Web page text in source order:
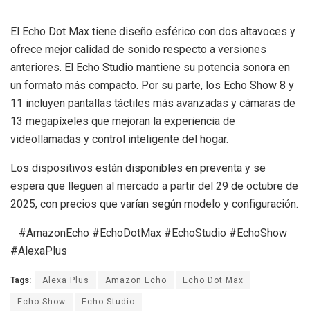
El Echo Dot Max tiene diseño esférico con dos altavoces y
ofrece mejor calidad de sonido respecto a versiones
anteriores. El Echo Studio mantiene su potencia sonora en
un formato más compacto. Por su parte, los Echo Show 8 y
11 incluyen pantallas táctiles más avanzadas y cámaras de
13 megapíxeles que mejoran la experiencia de
videollamadas y control inteligente del hogar.
Los dispositivos están disponibles en preventa y se
espera que lleguen al mercado a partir del 29 de octubre de
2025, con precios que varían según modelo y configuración.
#AmazonEcho #EchoDotMax #EchoStudio #EchoShow
#AlexaPlus
Tags: Alexa Plus Amazon Echo
Echo Dot Max
Echo Show
Echo Studio